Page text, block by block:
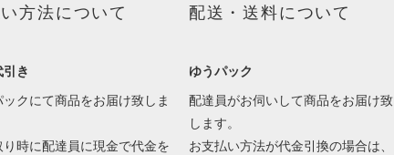
方法について
き
ックにて商品をお届け致しま
り時に配達員に現金で代金を
配送・送料について
ゆうパック
配達員がお伺いして商品をお届け致
します。
お支払い方法が代金引換の場合は、